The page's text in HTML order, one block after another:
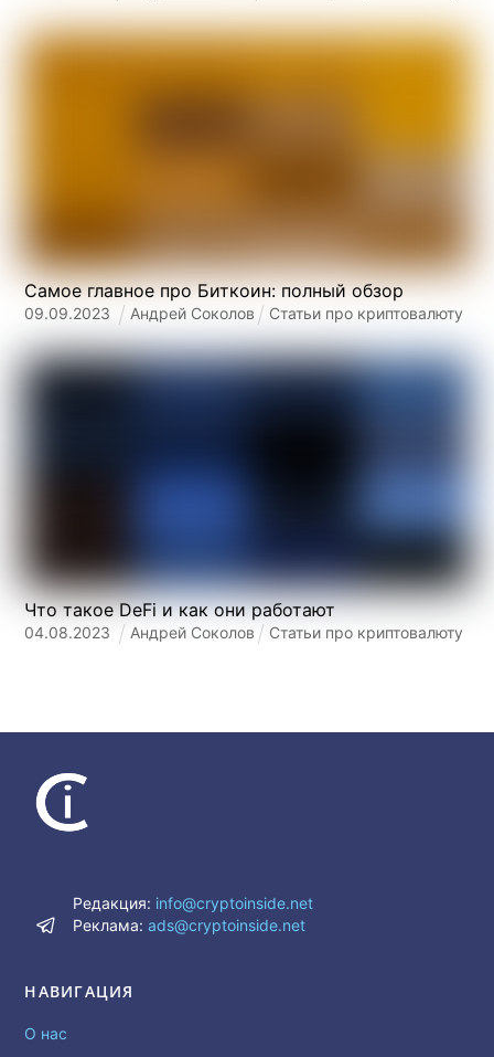
Самое главное про Биткоин: полный обзор
09.09.2023 Андрей Соколов Статьи про криптовалюту
Что такое DeFi и как они работают
04.08.2023 Андрей Соколов Статьи про криптовалюту
Редакция: info@cryptoinside.net
Реклама:ads@cryptoinside.net
НАВИГАЦИЯ
О нас